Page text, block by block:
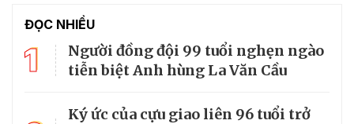
ĐỌC NHIỀU
1
Người đồng đội 99 tuổi nghẹn ngào
tiễn biệt Anh hùng La Văn Cầu
Ký ức của cựu giao liên 96 tuổi trở